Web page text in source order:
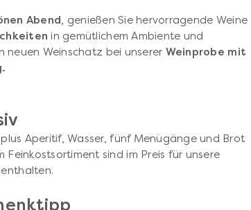
Abend, genießen Sie hervorragende Weine
in gemütlichem Ambiente und
neuen Weinschatz bei unserer Weinprobe mit
Aperitif, Wasser, fünf Menügänge und Brot
Feinkostsortiment sind im Preis für unsere